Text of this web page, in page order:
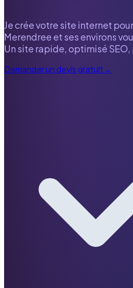
Je crée votre site internet
Merendree et ses environs
Un site rapide, optimisé
Demander un devis gratuit→